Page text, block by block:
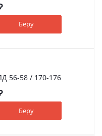
Беру
56-58 / 170-176
Беру